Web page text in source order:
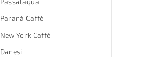
Paranà Caffè
New York Caffé
Danesi